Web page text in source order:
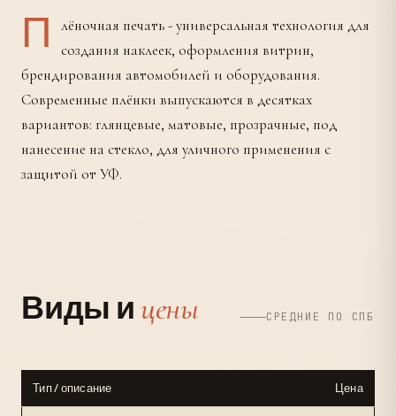
П
лёночная печать - универсальная технология для
создания наклеек, оформления витрин,
брендирования автомобилей и оборудования.
Современные плёнки выпускаются в десятках
вариантов: глянцевые, матовые, прозрачные, под
нанесение на стекло, для уличного применения с
защитой от УФ.
Виды и цены СРЕДНИЕ ПО СПБ
Тип / описание Цена